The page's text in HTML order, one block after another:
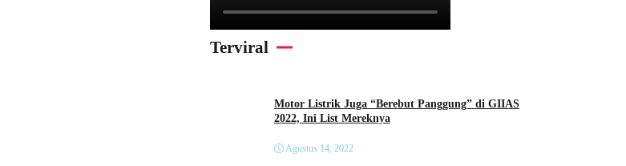
Terviral
Motor Listrik Juga “Berebut Panggung” di GIIAS
2022, Ini List Mereknya
Agustus 14, 2022